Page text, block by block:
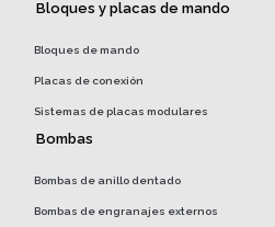
Bloques y placas de mando
Bloques de mando
Placas de conexión
Sistemas de placas modulares
Bombas
Bombas de anillo dentado
Bombas de engranajes externos